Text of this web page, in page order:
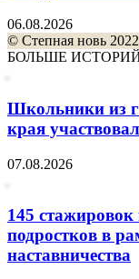
06.08.2026
© Степная новь
БОЛЬШЕ
Школьники из
края
07.08.2026
145
подростков в
наставничества